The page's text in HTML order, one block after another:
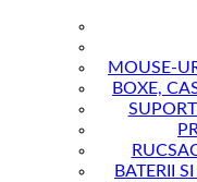
MOUSE-
BOXE,
BATERII